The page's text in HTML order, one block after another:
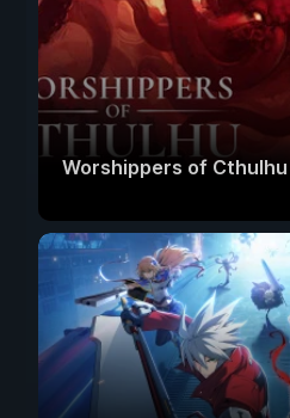
Worshippers of Cthulhu